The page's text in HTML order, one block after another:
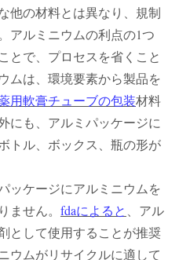
他の材料とは異なり、規制
アルミニウムの利点の1つ
とで、プロセスを省くこと
ムは、環境要素から製品を
用軟膏チューブの包装材料
にも、アルミパッケージに
トル、ボックス、瓶の形が
ッケージにアルミニウムを
ません。 fdaによると
、アル
として使用することが推奨
ウムがリサイクルに適して